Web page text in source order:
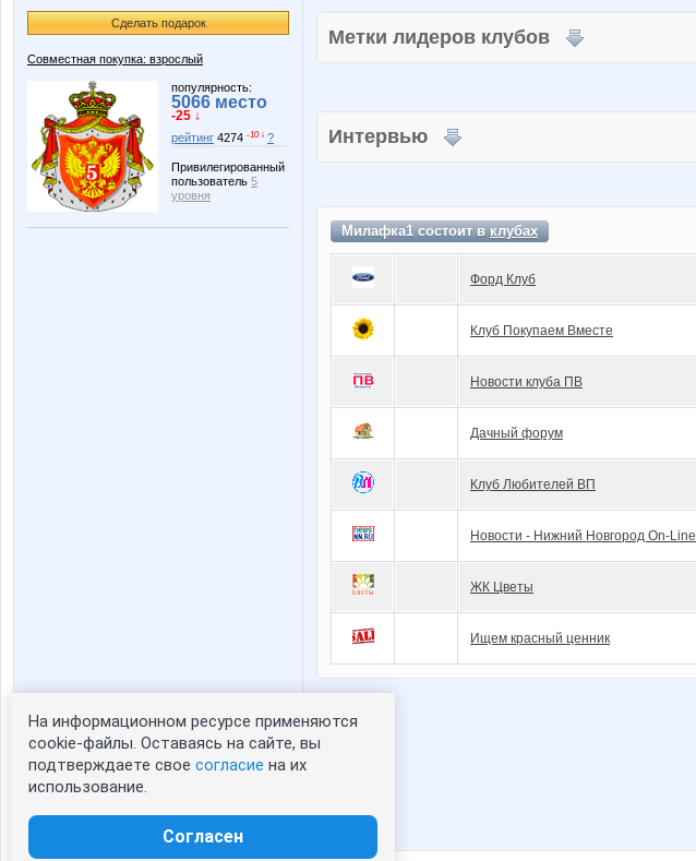
Сделать подарок
Совместная покупка: взрослый
популярность:
5066 место
-25 ↓
рейтинг 4274 -10 ↓ ?
Привилегированный
пользователь 5
уровня
Статистика портрета:
сейчас просматривают портрет - 0
зарегистрированные пользователи
Метки лидеров клубов
Интервью
Милафка1 состоит вклубах
Форд Клуб
Клуб Покупаем Вместе
Новости клуба ПВ
Дачный форум
Клуб Любителей ВП
Новости - Нижний Новгород On-Line
ЖК Цветы
Ищем красный ценник
На информационном ресурсе применяются
cookie-файлы. Оставаясь на сайте, вы
подтверждаете свое согласие на их
использование.
Согласен